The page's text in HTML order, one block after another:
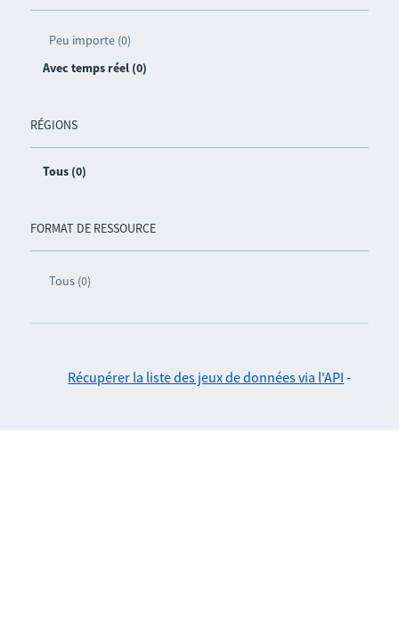
Peu importe (0)
Avec temps réel (0)
RÉGIONS
Tous (0)
FORMAT DE RESSOURCE
Tous (0)
Récupérer la liste des jeux de données via l'API -